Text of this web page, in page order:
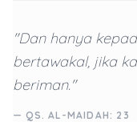
"Dan hanya
bertawakal, jika
beriman."
— QS. AL-MAIDAH: 23